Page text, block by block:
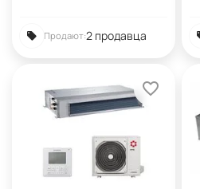
Продают:2 продавца